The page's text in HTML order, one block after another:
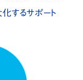
するサポート